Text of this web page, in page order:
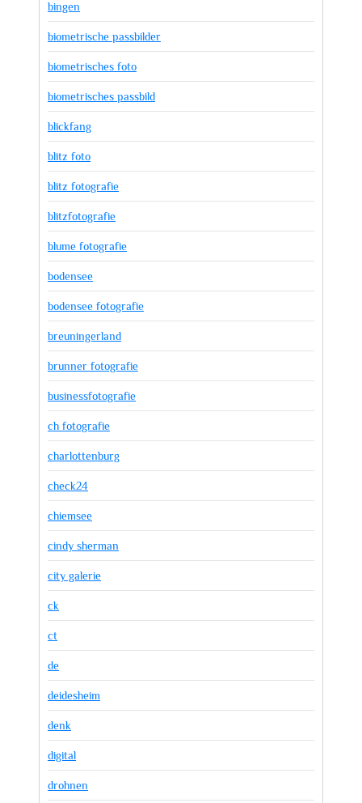
bingen
biometrische passbilder
biometrisches foto
biometrisches passbild
blickfang
blitz foto
blitz fotografie
blitzfotografie
blume fotografie
bodensee
bodensee fotografie
breuningerland
brunner fotografie
businessfotografie
ch fotografie
charlottenburg
check24
chiemsee
cindy sherman
city galerie
ck
ct
de
deidesheim
denk
digital
drohnen